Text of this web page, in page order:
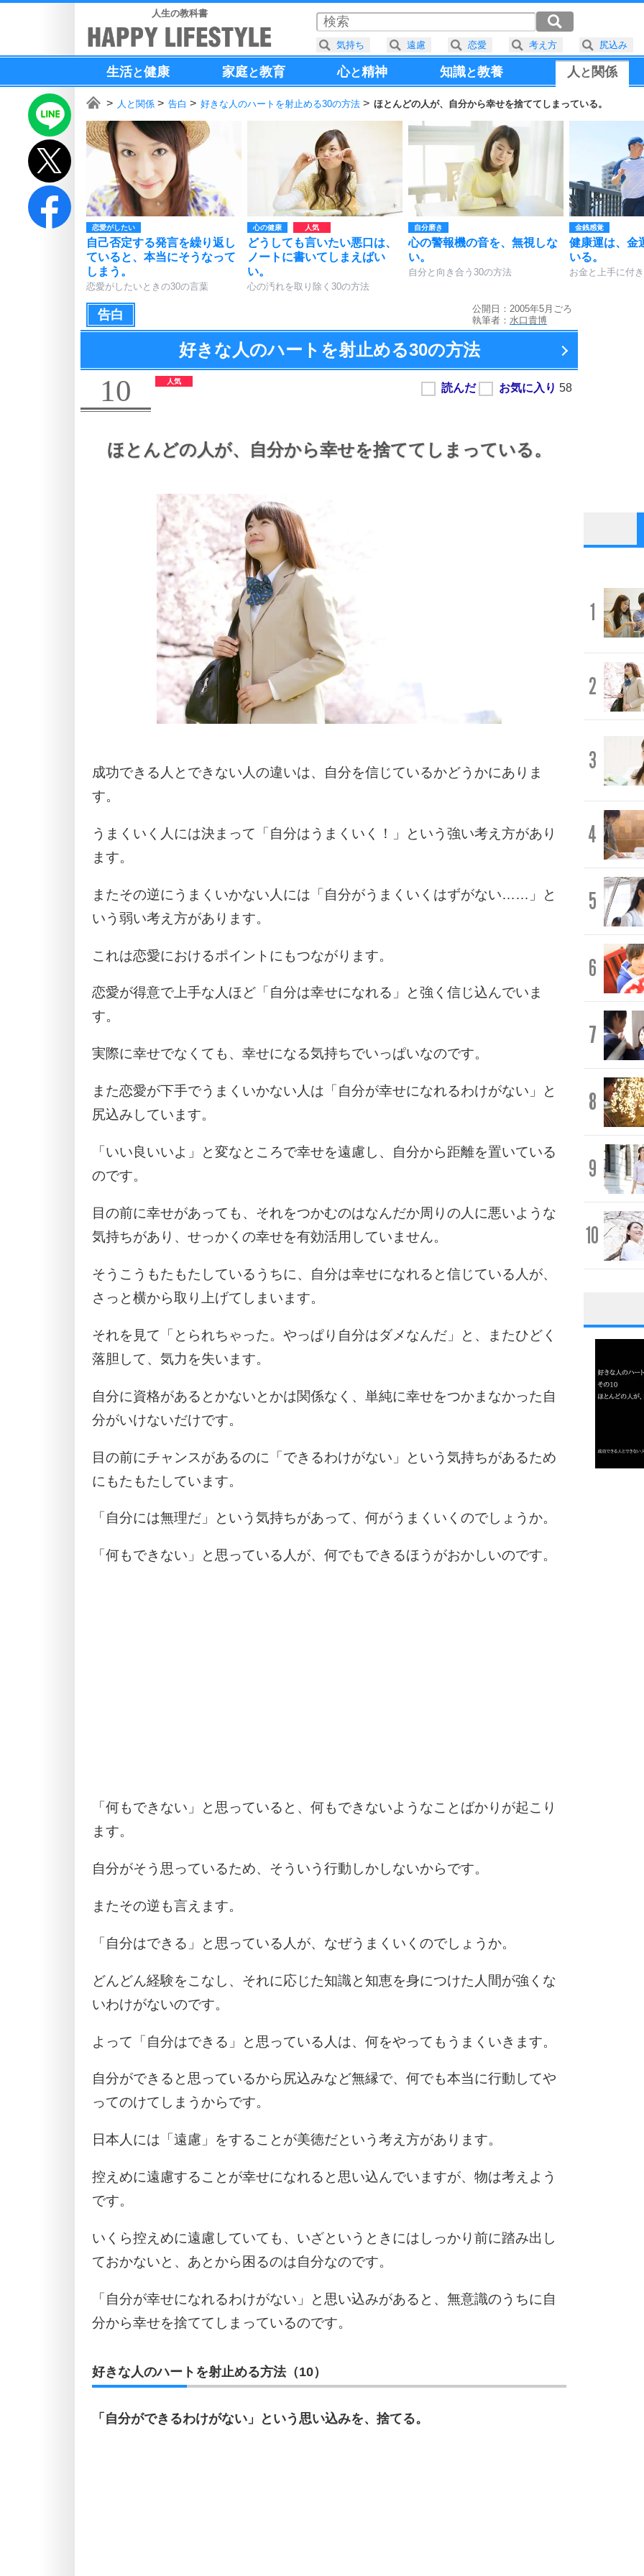
人生の教科書
生活と健康 家庭と教育 心と精神 知識と教養 人と 関係
人と関係 告白 好きな人のハートを射止める30の方法 ほとんどの人が、自分から幸せを捨ててしまっている。
恋愛がしたい
自己否定する発言を繰り返し
ていると、本当にそうなって
しまう。
恋愛がしたいときの30の言葉
心の健康
どうしても言いたい悪口は、
ノートに書いてしまえばい
い。
心の汚れを取り除く30の方法
自分磨き
心の警報機の音を、無視しな
い。
自分と向き合う30の方法
金銭感覚
健康運は、金
いる。
お金と上手に付
告白
公開日：2005年5月ごろ
執筆者： 水口貴博
好きな人のハートを射止める30の方法
10
ほとんどの人が、 自分から幸せを捨ててしまっている。
成功できる人とできない人の違いは、自分を信じているかどうかにありま
す。
うまくいく人には決まって「自分はうまくいく！」という強い考え方があり
ます。
またその逆にうまくいかない人には「自分がうまくいくはずがない……」と
いう弱い考え方があります。
これは恋愛におけるポイントにもつながります。
恋愛が得意で上手な人ほど「自分は幸せになれる」と強く信じ込んでいま
す。
実際に幸せでなくても、幸せになる気持ちでいっぱいなのです。
また恋愛が下手でうまくいかない人は「自分が幸せになれるわけがない」と
尻込みしています。
「いい良いいよ」と変なところで幸せを遠慮し、自分から距離を置いている
のです。
目の前に幸せがあっても、それをつかむのはなんだか周りの人に悪いような
気持ちがあり、せっかくの幸せを有効活用していません。
そうこうもたもたしているうちに、自分は幸せになれると信じている人が、
さっと横から取り上げてしまいます。
それを見て「とられちゃった。やっぱり自分はダメなんだ」と、またひどく
落胆して、気力を失います。
自分に資格があるとかないとかは関係なく、単純に幸せをつかまなかった自
分がいけないだけです。
目の前にチャンスがあるのに「できるわけがない」という気持ちがあるため
にもたもたしています。
「自分には無理だ」という気持ちがあって、何がうまくいくのでしょうか。
「何もできない」と思っている人が、何でもできるほうがおかしいのです。
「何もできない」と思っていると、何もできないようなことばかりが起こり
ます。
自分がそう思っているため、そういう行動しかしないからです。
またその逆も言えます。
「自分はできる」と思っている人が、なぜうまくいくのでしょうか。
どんどん経験をこなし、それに応じた知識と知恵を身につけた人間が強くな
いわけがないのです。
よって「自分はできる」と思っている人は、何をやってもうまくいきます。
自分ができると思っているから尻込みなど無縁で、何でも本当に行動してや
ってのけてしまうからです。
日本人には「遠慮」をすることが美徳だという考え方があります。
控えめに遠慮することが幸せになれると思い込んでいますが、物は考えよう
です。
いくら控えめに遠慮していても、いざというときにはしっかり前に踏み出し
ておかないと、あとから困るのは自分なのです。
「自分が幸せになれるわけがない」と思い込みがあると、無意識のうちに自
分から幸せを捨ててしまっているのです。
好きな人のハートを射止める方法（10）
「自分ができるわけがない」という思い込みを、捨てる。
1
2
3
4
5
6
7
8
9
10
1
3
気持ち 遠慮 恋愛 考え方 尻込み